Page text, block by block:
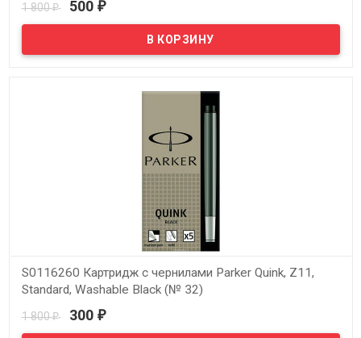
В наличии
1 800₽ 500 ₽
S0116260 Картридж с чернилами Parker Quink, Z11,
Standard, Washable Black (№ 32)
В наличии
1 800₽ 300 ₽